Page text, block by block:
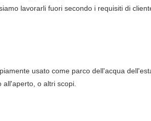
lavorarli fuori secondo i requisiti di
usato come parco dell'acqua
o altri scopi.